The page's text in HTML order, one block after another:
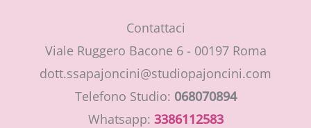
Contattaci
Viale Ruggero Bacone 6 - 00197 Roma
dott.ssapajoncini@studiopajoncini.com
Telefono Studio: 068070894
Whatsapp: 3386112583